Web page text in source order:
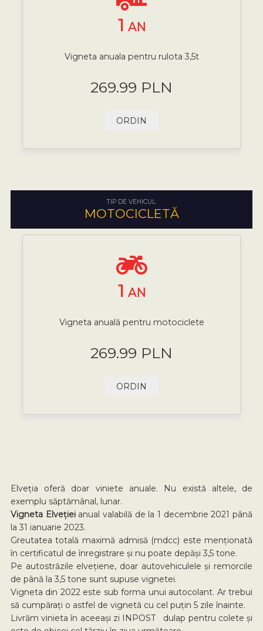
1 AN
Vigneta anuala pentru rulota 3,5t
269.99 PLN
ORDIN
TIP DE VEHICUL:
MOTOCICLETĂ
1 AN
Vigneta anuală pentru motociclete
269.99 PLN
ORDIN
Elveția oferă doar viniete anuale. Nu există altele, de
exemplu săptămânal, lunar.
Vigneta Elveției anual valabilă de la 1 decembrie 2021 până
la 31 ianuarie 2023.
Greutatea totală maximă admisă (mdcc) este menționată
în certificatul de înregistrare și nu poate depăși 3,5 tone.
Pe autostrăzile elvețiene, doar autovehiculele și remorcile
de până la 3,5 tone sunt supuse vignetei.
Vigneta din 2022 este sub forma unui autocolant. Ar trebui
să cumpărați o astfel de vignetă cu cel puțin 5 zile înainte.
Livrăm vinieta în aceeași zi INPOST dulap pentru colete și